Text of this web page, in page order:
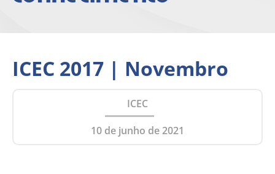
ICEC 2017 | Novembro
ICEC
10 de junho de 2021